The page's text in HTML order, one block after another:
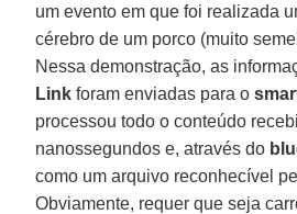
um evento em que foi realizada
cérebro de um porco (muito
Nessa demonstração, as
Link foram enviadas para o
processou todo o conteúdo
nanossegundos e, através do
como um arquivo reconhecível
Obviamente, requer que seja